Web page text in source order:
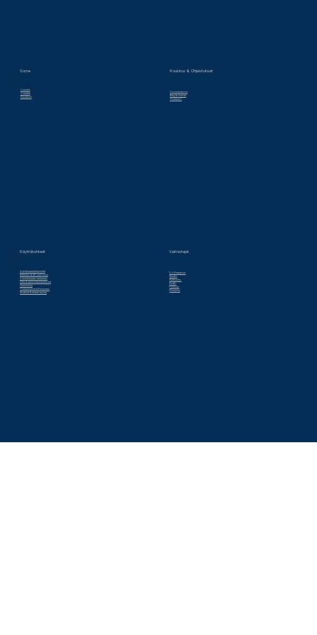
Some
Linkedin
Youtube
Facebook
Koulutus & Ohjeistukset
Droneakatemia
Blog & Uutiset
Huoltoon?
Käyttökohteet
Aurinkopaneelipuistot
Kartoitus & 3D mallinnus
Voimalinjojen tarkastus
Silta & rakennetarkastukset
Tuulivoima
Viranomaiset & Puolustus
Sisätilat & ahtaat paikat
Valmistajat
DJI Enterprise
Skydio
Krattworks
Pix4D
Flytbase
Dronavia